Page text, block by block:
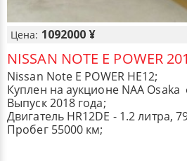
Цена: 1092000 ¥
NISSAN NOTE E POWER
Nissan Note E POWER HE12;
Куплен на аукционе NAA Osaka
Выпуск 2018 года;
Двигатель HR12DE - 1.2 литра,
Пробег 55000 км;